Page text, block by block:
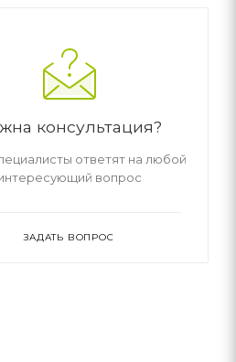
консультация?
ответят на любой
вопрос
ЗАДАТЬ ВОПРОС